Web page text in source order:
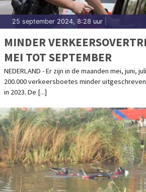
25 september 2024, 8:28 uur
MINDER
MEI TOT SEPTEMBER
NEDERLAND - Er zijn in de maanden mei, juni,
200.000 verkeersboetes minder
in 2023. De [...]